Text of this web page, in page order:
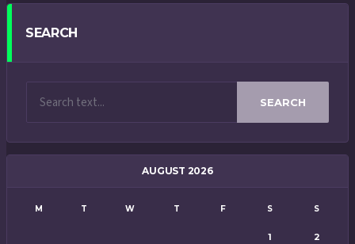
SEARCH
SEARCH
AUGUST 2026
M T W T F S S
1 2